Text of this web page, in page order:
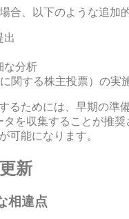
合、以下のような追加
出
な分析
関する株主投票）の実
るためには、早期の準
タを収集することが推
可能になります。
新
相違点